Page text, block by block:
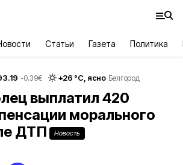
Статьи Газета Политика
-0.39€ +26 °С, ясно Белгород
выплатил 420
морального
ДТП
Новость